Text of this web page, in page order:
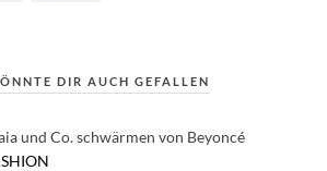
DIR AUCH GEFALLEN
und Co. schwärmen von Beyoncé